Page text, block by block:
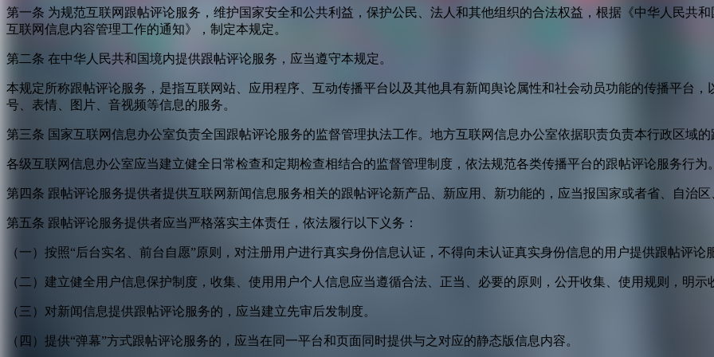
第一条 为规范互联网跟帖评论服务，维护国家安全和公共利益，保护公民、法人和其他组织的合法权益，根据《中华人民共
互联网信息内容管理工作的通知》，制定本规定。
第二条 在中华人民共和国境内提供跟帖评论服务，应当遵守本规定。
本规定所称跟帖评论服务，是指互联网站、应用程序、互动传播平台以及其他具有新闻舆论属性和社会动员功能的传播平台
号、表情、图片、音视频等信息的服务。
第三条 国家互联网信息办公室负责全国跟帖评论服务的监督管理执法工作。地方互联网信息办公室依据职责负责本行政区域
各级互联网信息办公室应当建立健全日常检查和定期检查相结合的监督管理制度，依法规范各类传播平台的跟帖评论服务行为
第四条 跟帖评论服务提供者提供互联网新闻信息服务相关的跟帖评论新产品、新应用、新功能的，应当报国家或者省、自治
第五条 跟帖评论服务提供者应当严格落实主体责任，依法履行以下义务：
（一）按照“后台实名、前台自愿”原则，对注册用户进行真实身份信息认证，不得向未认证真实身份信息的用户提供跟帖评论
（二）建立健全用户信息保护制度，收集、使用用户个人信息应当遵循合法、正当、必要的原则，公开收集、使用规则，明
（三）对新闻信息提供跟帖评论服务的，应当建立先审后发制度。
（四）提供“弹幕”方式跟帖评论服务的，应当在同一平台和页面同时提供与之对应的静态版信息内容。